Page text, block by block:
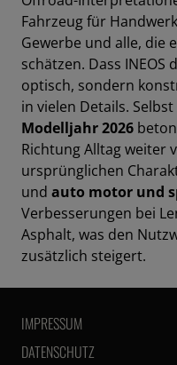
Fahrzeug für
Gewerbe und alle, die
schätzen. Dass
optisch, sondern
in vielen Details.
Modelljahr 2026
Richtung Alltag weiter
ursprünglichen
und auto motor und
Verbesserungen bei
Asphalt, was den
zusätzlich steigert.
IMPRESSUM
DATENSCHUTZ